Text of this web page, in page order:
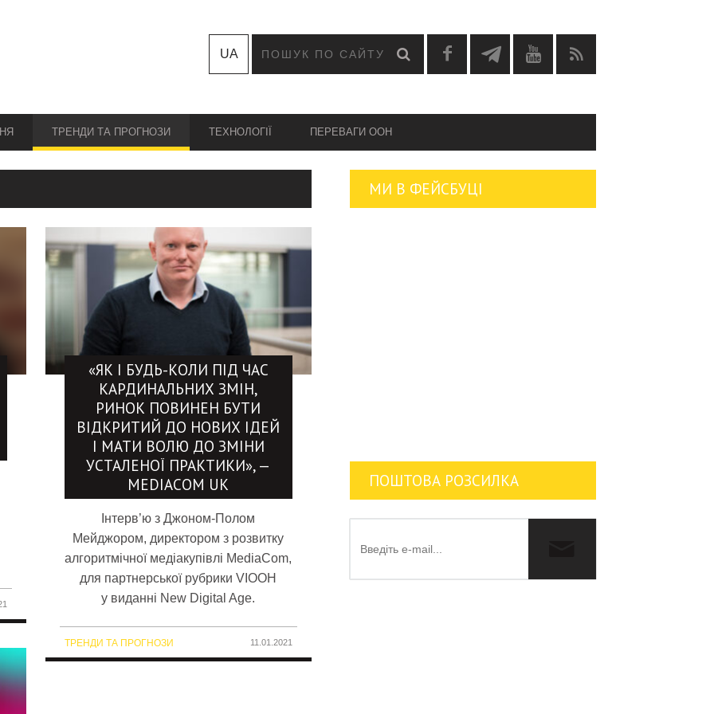
UA
ТРЕНДИ ТА ПРОГНОЗИ ТЕХНОЛОГІЇ ПЕРЕВАГИ OOH
«ЯК І БУДЬ-КОЛИ ПІД ЧАС
КАРДИНАЛЬНИХ ЗМІН,
РИНОК ПОВИНЕН БУТИ
ВІДКРИТИЙ ДО НОВИХ ІДЕЙ
І МАТИ ВОЛЮ ДО ЗМІНИ
УСТАЛЕНОЇ ПРАКТИКИ», —
MEDIACOM UK
Інтерв’ю з Джоном-Полом
Мейджором, директором з розвитку
алгоритмічної медіакупівлі MediaCom,
для партнерської рубрики VIOOH
у виданні New Digital Age.
ТРЕНДИ ТА ПРОГНОЗИ 11.01.2021
МИ В ФЕЙСБУЦІ
ПОШТОВА РОЗСИЛКА